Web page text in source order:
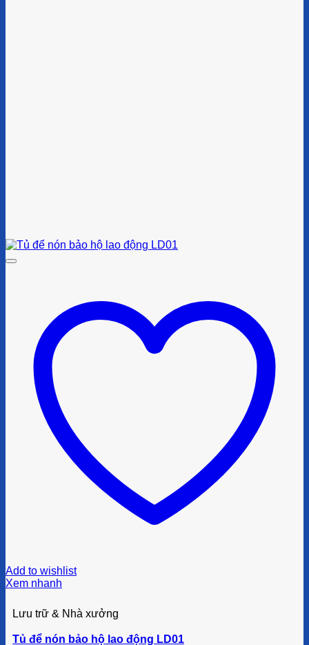
Add to wishlist
Xem nhanh
Lưu trữ & Nhà xưởng
Tủ để nón bảo hộ lao động LD01